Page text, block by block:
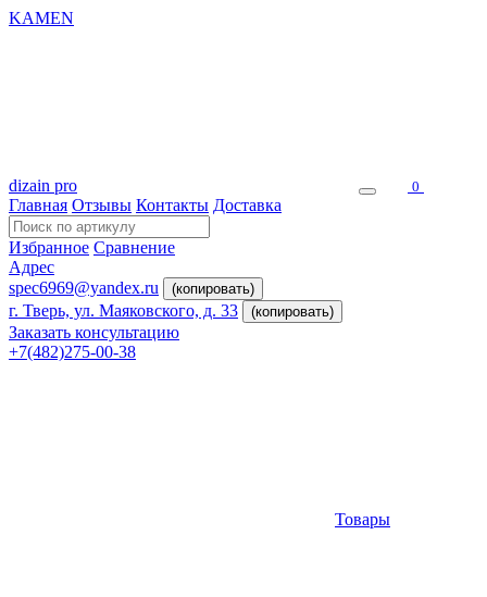
KAMEN
dizain pro 0
Главная Отзывы Контакты Доставка
Избранное Сравнение
Адрес
spec6969@yandex.ru
(копировать)
г. Тверь, ул. Маяковского, д. 33 (копировать)
Заказать консультацию
+7(482)275-00-38
Товары